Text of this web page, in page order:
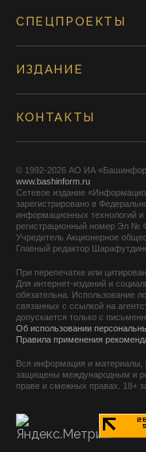
СПЕЦПРОЕКТЫ
ИЗДАНИЕ
КОНТАКТЫ
© 1992-2026 АО ИА
www.bashinform.ru
Сетевое издание
зарегистрировано в
информационных технологий
регистрационный номер Эл №
Учредитель Акционерное
Главный редактор
При перепечатке или
Для интернет-изданий и
обязательна. Использование
связанных с ссылкой на
допускается только с
Об использовании
Правила применения
Вся информация и материалы,
защищены международным и
праве и смежных правах. 18+